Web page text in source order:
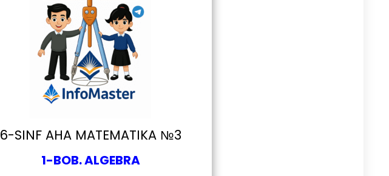
6-SINF AHA MATEMATIKA №3
1-BOB. ALGEBRA